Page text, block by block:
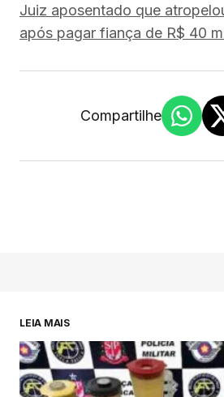
Juiz aposentado que
após pagar fiança de R$ 40
Compartilhe
LEIA MAIS